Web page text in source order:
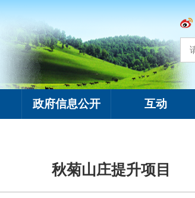
政府信息公开 互动
秋菊山庄提升项目